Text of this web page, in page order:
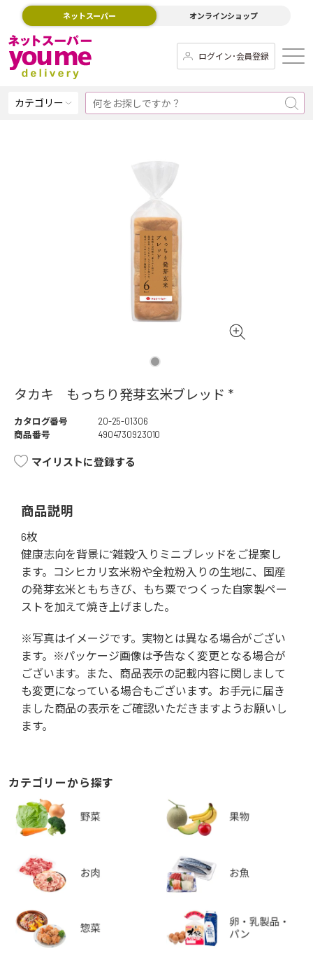
ネットスーパー オンラインショップ
ログイン･会員登録
カテゴリー
タカキ もっちり発芽玄米ブレッド *
カタログ番号
20-25-01306
商品番号
4904730923010
マイリストに登録する
商品説明
6枚
健康志向を背景に“雑穀“入りミニブレッドをご提案し
ます。コシヒカリ玄米粉や全粒粉入りの生地に、国産
の発芽玄米ともちきび、もち粟でつくった自家製ペー
ストを加えて焼き上げました。
※写真はイメージです。実物とは異なる場合がござい
ます。※パッケージ画像は予告なく変更となる場合が
ございます。また、商品表示の記載内容に関しまして
も変更になっている場合もございます。お手元に届き
ました商品の表示をご確認いただきますようお願いし
ます。
カテゴリーから探す